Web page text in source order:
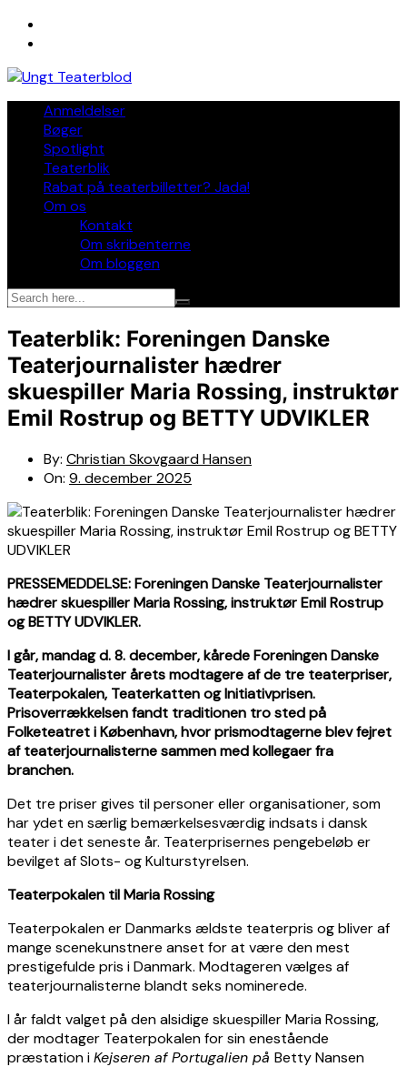
Skip
Anmeldelser
Bøger
Spotlight
Teaterblik
Rabat på teaterbilletter? Jada!
Om os
Kontakt
Om skribenterne
Om bloggen
Teaterblik: Foreningen Danske
Teaterjournalister hædrer
skuespiller Maria Rossing, instruktør
Emil Rostrup og BETTY UDVIKLER
By: Christian Skovgaard Hansen
On: 9. december 2025
PRESSEMEDDELSE: Foreningen Danske Teaterjournalister
hædrer skuespiller Maria Rossing, instruktør Emil Rostrup
og BETTY UDVIKLER.
I går, mandag d. 8. december, kårede Foreningen Danske
Teaterjournalister årets modtagere af de tre teaterpriser,
Teaterpokalen, Teaterkatten og Initiativprisen.
Prisoverrækkelsen fandt traditionen tro sted på
Folketeatret i København, hvor prismodtagerne blev fejret
af teaterjournalisterne sammen med kollegaer fra
branchen.
Det tre priser gives til personer eller organisationer, som
har ydet en særlig bemærkelsesværdig indsats i dansk
teater i det seneste år. Teaterprisernes pengebeløb er
bevilget af Slots- og Kulturstyrelsen.
Teaterpokalen til Maria Rossing
Teaterpokalen er Danmarks ældste teaterpris og bliver af
mange scenekunstnere anset for at være den mest
prestigefulde pris i Danmark. Modtageren vælges af
teaterjournalisterne blandt seks nominerede.
I år faldt valget på den alsidige skuespiller Maria Rossing,
der modtager Teaterpokalen for sin enestående
præstation iKejseren af Portugalien på Betty Nansen